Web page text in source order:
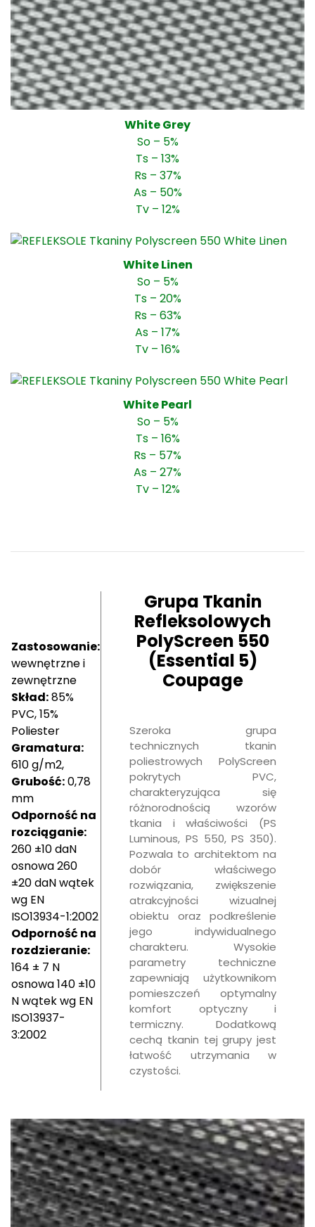
White Grey
So – 5%
Ts – 13%
Rs – 37%
As – 50%
Tv – 12%
White Linen
So – 5%
Ts – 20%
Rs – 63%
As – 17%
Tv – 16%
White Pearl
So – 5%
Ts – 16%
Rs – 57%
As – 27%
Tv – 12%
Zastosowanie:
wewnętrzne i
zewnętrzne
Skład:85%
PVC, 15%
Poliester
Gramatura:
610 g/m2,
Grubość:0,78
mm
Odporność na
rozciąganie:
260 ±10 daN
osnowa 260
±20 daN wątek
wg EN
ISO13934-1:2002
Odporność na
rozdzieranie:
164 ± 7 N
osnowa 140 ±10
N wątek wg EN
ISO13937-
3:2002
Grupa Tkanin
Refleksolowych
PolyScreen 550
(Essential 5)
Coupage
Szeroka grupa
technicznych tkanin
poliestrowych PolyScreen
pokrytych PVC,
charakteryzująca się
różnorodnością wzorów
tkania i właściwości (PS
Luminous, PS 550, PS 350).
Pozwala to architektom na
dobór właściwego
rozwiązania, zwiększenie
atrakcyjności wizualnej
obiektu oraz podkreślenie
jego indywidualnego
charakteru. Wysokie
parametry techniczne
zapewniają użytkownikom
pomieszczeń optymalny
komfort optyczny i
termiczny. Dodatkową
cechą tkanin tej grupy jest
łatwość utrzymania w
czystości.